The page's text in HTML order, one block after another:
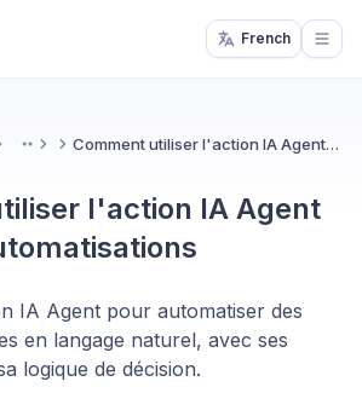
French
More Comment utiliser l'action IA Agent dans vos automatisations
l'action IA Agent
IA Agent pour automatiser des
en langage naturel, avec ses
logique de décision.